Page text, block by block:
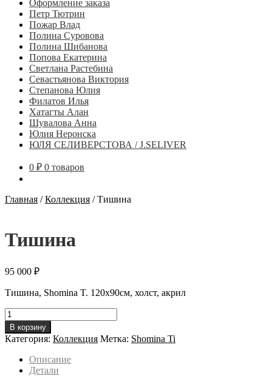
Оформление заказа
Петр Тютрин
Пожар Влад
Полина Суровова
Полина Шибанова
Попова Екатерина
Светлана Растебина
Севастьянова Виктория
Степанова Юлия
Филатов Илья
Хатагты Алан
Шувалова Анна
Юлия Неронска
ЮЛЯ СЕЛИВЕРСТОВА / J.SELIVER
0 ₽ 0 товаров
Главная /Коллекция /Тишина
Тишина
95 000 ₽
Тишина, Shomina T. 120х90см, холст, акрил
Количество
товара
Тишина
В корзину
Категория: Коллекция Метка: Shomina Ti
Описание
Детали